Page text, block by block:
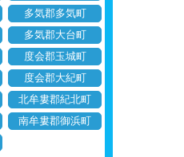
多気郡多気町
多気郡大台町
度会郡玉城町
度会郡大紀町
北牟婁郡紀北町
南牟婁郡御浜町